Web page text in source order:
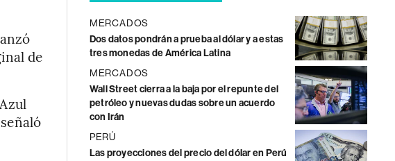
de
MERCADOS
Dos datos pondrán a prueba al dólar y a estas
tres monedas de América Latina
MERCADOS
Wall Street cierra a la baja por el repunte del
petróleo y nuevas dudas sobre un acuerdo
con Irán
PERÚ
Las proyecciones del precio del dólar en Perú